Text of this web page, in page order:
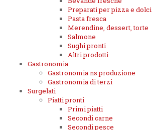
Preparati per pizza e dolci
Pasta fresca
Merendine, dessert, torte
Salmone
Sughi pronti
Altri prodotti
Gastronomia
Gastronomia ns.produzione
Gastronomia di terzi
Surgelati
Piatti pronti
Primi piatti
Secondi carne
Secondi pesce